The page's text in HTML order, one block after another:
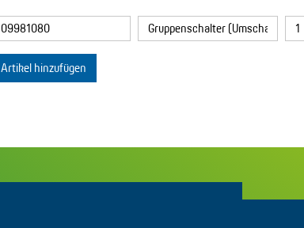
Artikel hinzufügen